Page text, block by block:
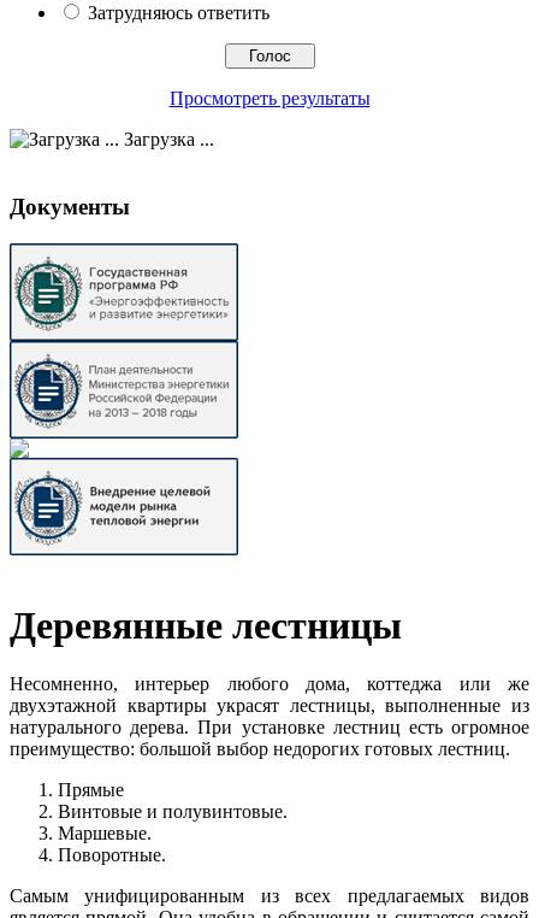
Затрудняюсь ответить
Просмотреть результаты
Загрузка ...
Документы
Деревянные лестницы
Несомненно, интерьер любого дома, коттеджа или же
двухэтажной квартиры украсят лестницы, выполненные из
натурального дерева. При установке лестниц есть огромное
преимущество: большой выбор недорогих готовых лестниц.
Прямые
Винтовые и полувинтовые.
Маршевые.
Поворотные.
Самым унифицированным из всех предлагаемых видов